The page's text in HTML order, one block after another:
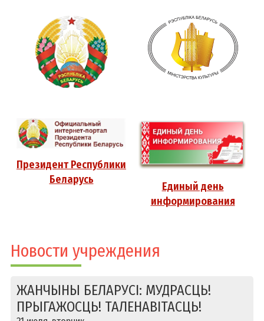
Президент Республики
Беларусь
Единый день
информирования
Новости учреждения
ЖАНЧЫНЫ БЕЛАРУСІ: МУДРАСЦЬ!
ПРЫГАЖОСЦЬ! ТАЛЕНАВІТАСЦЬ!